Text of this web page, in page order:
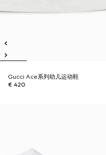
Gucci Ace系列幼儿运动鞋
€ 420